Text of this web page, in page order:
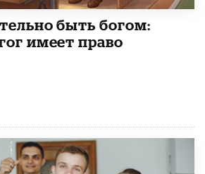
быть богом:
имеет право